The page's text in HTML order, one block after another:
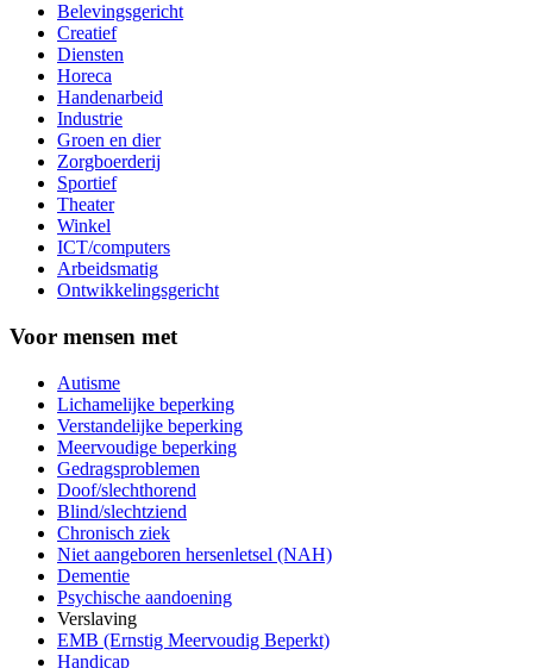
Belevingsgericht
Creatief
Diensten
Horeca
Handenarbeid
Industrie
Groen en dier
Zorgboerderij
Sportief
Theater
Winkel
ICT/computers
Arbeidsmatig
Ontwikkelingsgericht
Voor mensen met
Autisme
Lichamelijke beperking
Verstandelijke beperking
Meervoudige beperking
Gedragsproblemen
Doof/slechthorend
Blind/slechtziend
Chronisch ziek
Niet aangeboren hersenletsel (NAH)
Dementie
Psychische aandoening
Verslaving
EMB (Ernstig Meervoudig Beperkt)
Handicap